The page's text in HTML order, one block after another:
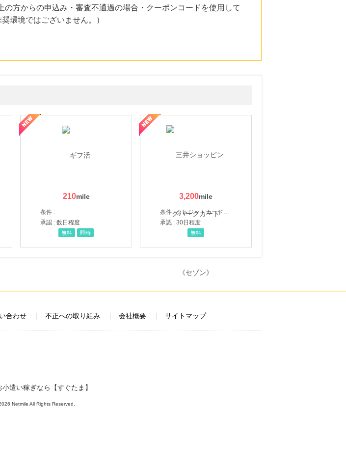
方からの申込み・審査不通過の場合・クーポンコードを使用して
環境ではございません。）
210
条件 :
承認 : 数日程度
無料 即時
3,200
条件 : クレジットカード申込・発券
承認 : 30日程度
》
無料
合わせ 不正への取り組み 会社概要 サイトマップ
遣い稼ぎなら【すぐたま】
Netmile All Rights Reserved.